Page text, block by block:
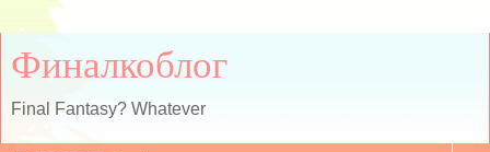
Финалкоблог
Final Fantasy? Whatever